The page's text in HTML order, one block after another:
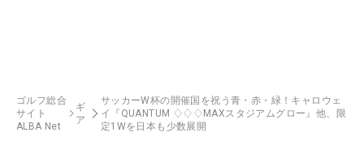
ゴルフ総合
サイト
ALBA Net
ギ
ア
サッカーW杯の開催国を祝う青・赤・緑！キャロウェ
イ『QUANTUM ♢♢♢MAXスタジアムグロー』他、限
定1Wを日本も少数展開